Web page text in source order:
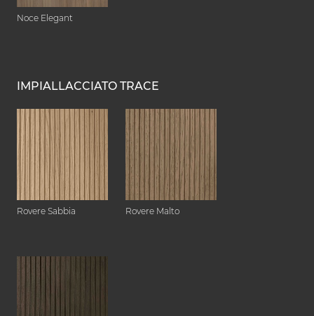
Noce Elegant
IMPIALLACCIATO TRACE
Rovere Sabbia Rovere Malto